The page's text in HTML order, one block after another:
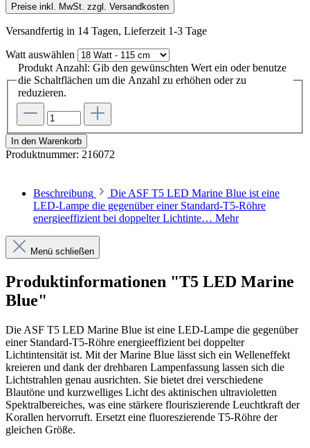
Preise inkl. MwSt. zzgl. Versandkosten
Versandfertig in 14 Tagen, Lieferzeit 1-3 Tage
Watt auswählen
Produkt Anzahl: Gib den gewünschten Wert ein oder benutze
die Schaltflächen um die Anzahl zu erhöhen oder zu
reduzieren.
In den Warenkorb
Produktnummer: 216072
Beschreibung
Die ASF T5 LED Marine Blue ist eine
LED-Lampe die gegenüber einer Standard-T5-Röhre
energieeffizient bei doppelter Lichtinte… Mehr
Menü schließen
Produktinformationen "T5 LED Marine
Blue"
Die ASF T5 LED Marine Blue ist eine LED-Lampe die gegenüber
einer Standard-T5-Röhre energieeffizient bei doppelter
Lichtintensität ist. Mit der Marine Blue lässt sich ein Welleneffekt
kreieren und dank der drehbaren Lampenfassung lassen sich die
Lichtstrahlen genau ausrichten. Sie bietet drei verschiedene
Blautöne und kurzwelliges Licht des aktinischen ultravioletten
Spektralbereiches, was eine stärkere flouriszierende Leuchtkraft der
Korallen hervorruft. Ersetzt eine fluoreszierende T5-Röhre der
gleichen Größe.